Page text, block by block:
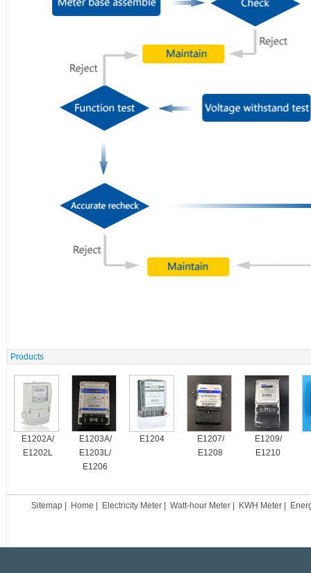
Products
E1202A/
E1202L
E1203A/
E1203L/
E1206
E1204
E1207/
E1208
E1209/
E1210
Sitemap Home Electricity Meter Watt-hour Meter KWH Meter